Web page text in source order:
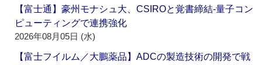
【富士通】豪州モナシュ大、CSIROと覚書締結‐量子コン
ピューティングで連携強化
2026年08月05日 (水)
【富士フイルム／大鵬薬品】ADCの製造技術の開発で戦